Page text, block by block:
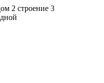
2 строение 3